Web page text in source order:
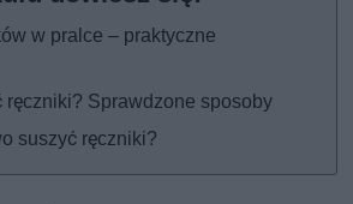
w pralce – praktyczne
ręczniki? Sprawdzone sposoby
suszyć ręczniki?